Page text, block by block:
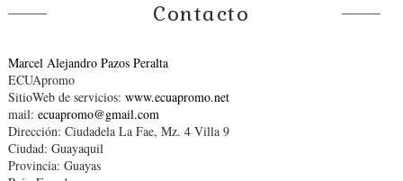
Contacto
Marcel Alejandro Pazos Peralta
ECUApromo
SitioWeb de servicios: www.ecuapromo.net
mail: ecuapromo@gmail.com
Dirección: Ciudadela La Fae, Mz. 4 Villa 9
Ciudad: Guayaquil
Provincia: Guayas